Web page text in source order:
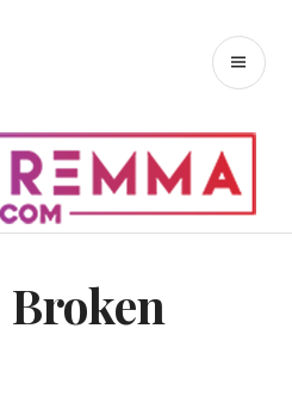
Broken